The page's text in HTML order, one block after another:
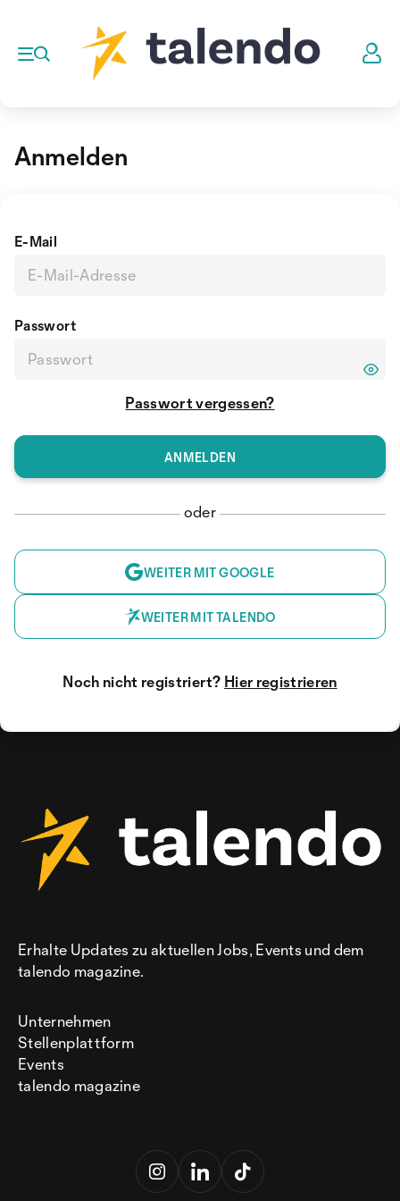
Anmelden
E-Mail
Passwort
Passwort vergessen?
oder
WEITER MIT GOOGLE
WEITER MIT TALENDO
Noch nicht registriert? Hier registrieren
Erhalte Updates zu aktuellen Jobs, Events und dem
talendo magazine.
Unternehmen
Stellenplattform
Events
talendo magazine